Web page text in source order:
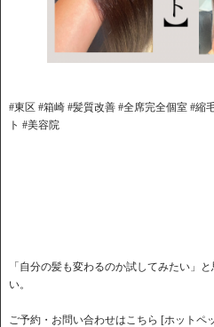
#東区 #箱崎 #髪質改善 #全席完全個室 #縮
ト #美容院
「自分の髪も変わるのか試してみたい」
い。
ご予約・お問い合わせはこちら [ホットペ